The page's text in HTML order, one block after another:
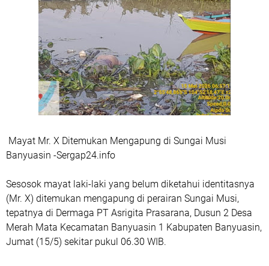
Mayat Mr. X Ditemukan Mengapung di Sungai Musi
Banyuasin -Sergap24.info
Sesosok mayat laki-laki yang belum diketahui identitasnya
(Mr. X) ditemukan mengapung di perairan Sungai Musi,
tepatnya di Dermaga PT Asrigita Prasarana, Dusun 2 Desa
Merah Mata Kecamatan Banyuasin 1 Kabupaten Banyuasin,
Jumat (15/5) sekitar pukul 06.30 WIB.